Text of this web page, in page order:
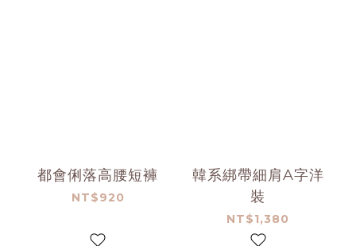
都會俐落高腰短褲
NT$920
韓系綁帶細肩A字洋
裝
NT$1,380